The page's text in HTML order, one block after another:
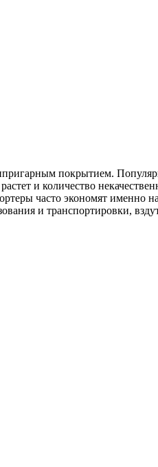
покрытием.
и количество
часто экономят именно
и транспортировки,